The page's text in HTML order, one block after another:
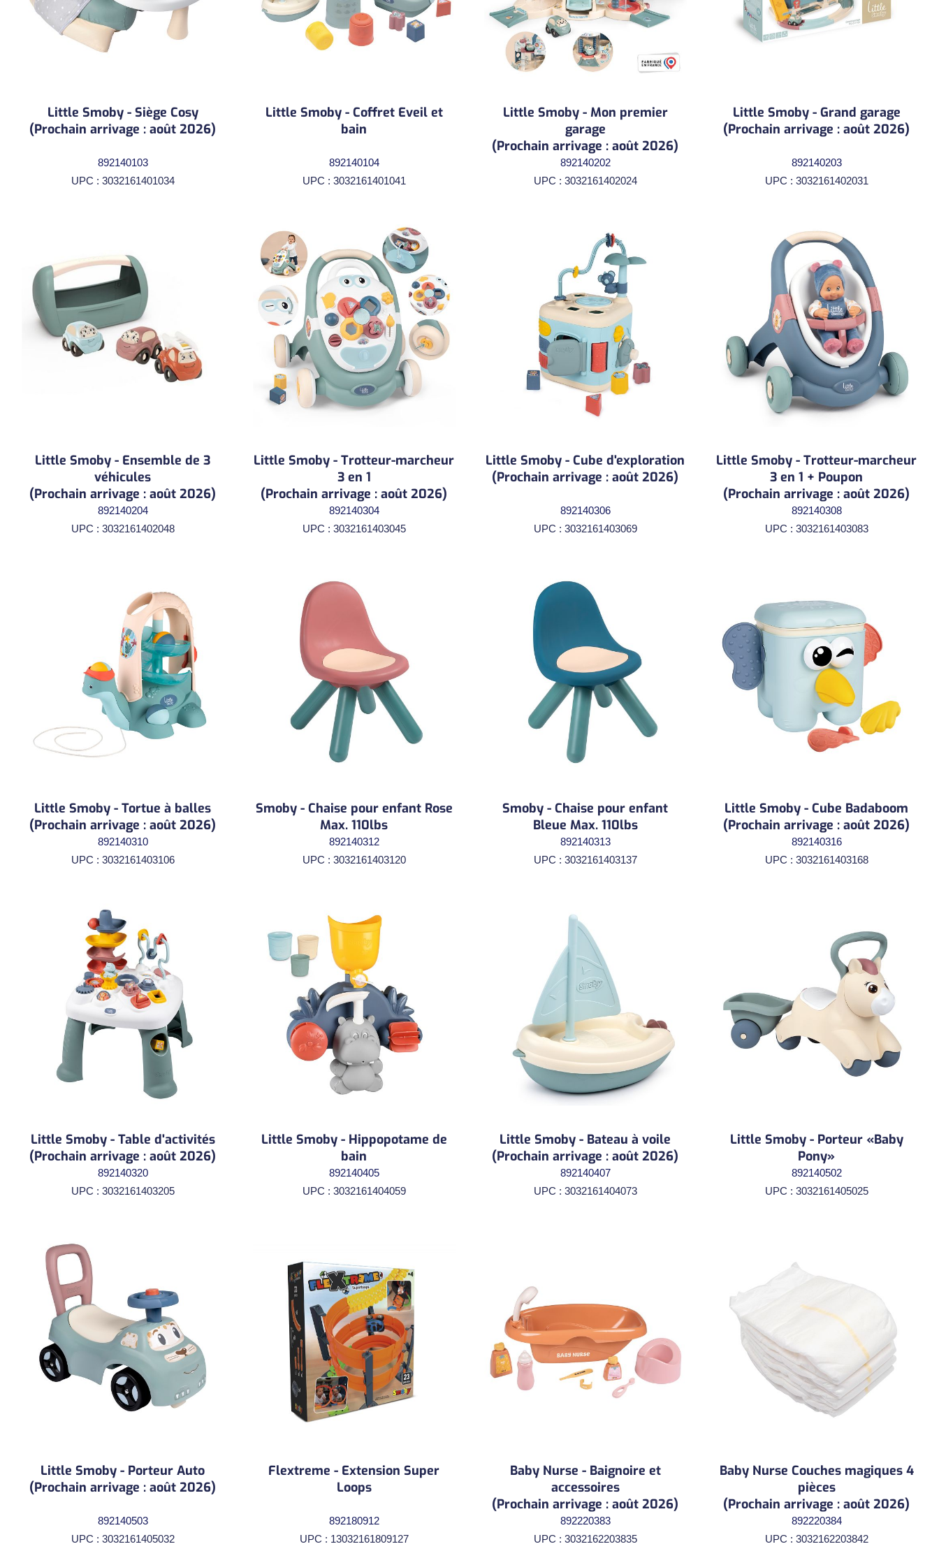
Little Smoby - Siège Cosy
(Prochain arrivage : août 2026)
892140103
UPC : 3032161401034
Little Smoby - Coffret Eveil et
bain
892140104
UPC : 3032161401041
Little Smoby - Mon premier
garage
(Prochain arrivage : août 2026)
892140202
UPC : 3032161402024
Little Smoby - Grand garage
(Prochain arrivage : août 2026)
892140203
UPC : 3032161402031
Little Smoby - Ensemble de 3
véhicules
(Prochain arrivage : août 2026)
892140204
UPC : 3032161402048
Little Smoby - Trotteur-marcheur
3 en 1
(Prochain arrivage : août 2026)
892140304
UPC : 3032161403045
Little Smoby - Cube d'exploration
(Prochain arrivage : août 2026)
892140306
UPC : 3032161403069
Little Smoby - Trotteur-marcheur
3 en 1 + Poupon
(Prochain arrivage : août 2026)
892140308
UPC : 3032161403083
Little Smoby - Tortue à balles
(Prochain arrivage : août 2026)
892140310
UPC : 3032161403106
Smoby - Chaise pour enfant Rose
Max. 110lbs
892140312
UPC : 3032161403120
Smoby - Chaise pour enfant
Bleue Max. 110lbs
892140313
UPC : 3032161403137
Little Smoby - Cube Badaboom
(Prochain arrivage : août 2026)
892140316
UPC : 3032161403168
Little Smoby - Table d'activités
(Prochain arrivage : août 2026)
892140320
UPC : 3032161403205
Little Smoby - Hippopotame de
bain
892140405
UPC : 3032161404059
Little Smoby - Bateau à voile
(Prochain arrivage : août 2026)
892140407
UPC : 3032161404073
Little Smoby - Porteur «Baby
Pony»
892140502
UPC : 3032161405025
Little Smoby - Porteur Auto
(Prochain arrivage : août 2026)
892140503
UPC : 3032161405032
Flextreme - Extension Super
Loops
892180912
UPC : 13032161809127
Baby Nurse - Baignoire et
accessoires
(Prochain arrivage : août 2026)
892220383
UPC : 3032162203835
Baby Nurse Couches magiques 4
pièces
(Prochain arrivage : août 2026)
892220384
UPC : 3032162203842